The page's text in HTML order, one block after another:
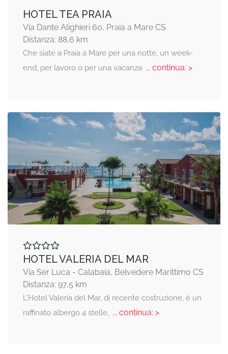
HOTEL TEA PRAIA
Via Dante Alighieri 60, Praia a Mare CS
Distanza: 88,6 km
Che siate a Praia a Mare per una notte, un week-
end, per lavoro o per una vacanza... continua: >
HOTEL VALERIA DEL MAR
Via Ser Luca - Calabaia, Belvedere Marittimo CS
Distanza: 97,5 km
L’Hotel Valeria del Mar, di recente costruzione, è un
raffinato albergo 4 stelle, ... continua: >